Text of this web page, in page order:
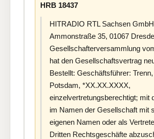
HRB 18437
HITRADIO RTL Sachsen
Ammonstraße 35, 01067
Gesellschafterversammlung
hat den Gesellschaftsvertrag
Bestellt: Geschäftsführer:
Potsdam, *XX.XX.XXXX,
einzelvertretungsberechtigt; mit
im Namen der Gesellschaft mit
eigenen Namen oder als
Dritten Rechtsgeschäfte